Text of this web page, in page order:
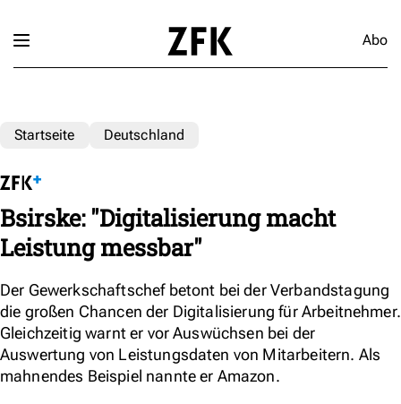
Abo
Startseite Deutschland
Bsirske: "Digitalisierung macht
Leistung messbar"
Der Gewerkschaftschef betont bei der Verbandstagung
die großen Chancen der Digitalisierung für Arbeitnehmer.
Gleichzeitig warnt er vor Auswüchsen bei der
Auswertung von Leistungsdaten von Mitarbeitern. Als
mahnendes Beispiel nannte er Amazon.